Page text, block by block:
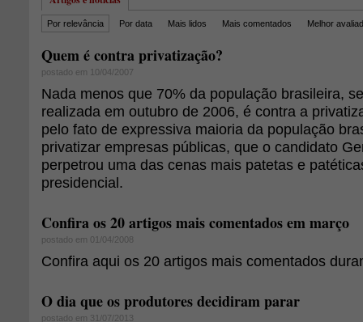
Por relevância Por data Mais lidos Mais comentados Melhor
Quem é contra privatização?
postado em 10/04/2007
Nada menos que 70% da população brasileira,
realizada em outubro de 2006, é contra a
pelo fato de expressiva maioria da população
privatizar empresas públicas, que o candidato
perpetrou uma das cenas mais patetas e
presidencial.
Confira os 20 artigos mais comentados em março
postado em 01/04/2008
Confira aqui os 20 artigos mais comentados
O dia que os produtores decidiram parar
postado em 31/07/2013